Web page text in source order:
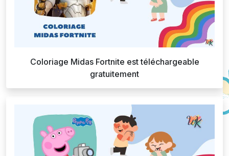
Coloriage Midas Fortnite est téléchargeable
gratuitement